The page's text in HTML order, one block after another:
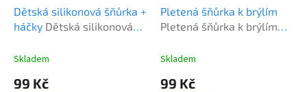
Dětská silikonová šňůrka +
háčky Dětská silikonová
Skladem
99 Kč
Pletená šňůrka k brýlím
Pletená šňůrka k brýlím
Skladem
99 Kč